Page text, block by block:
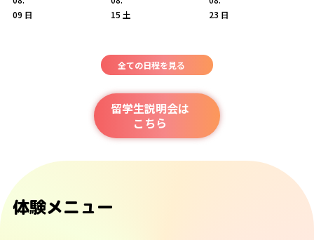
09 日
15 土
23 日
全ての日程を見る
留学生説明会は
こちら
体験メニュー